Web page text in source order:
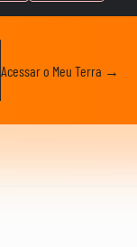
Acessar o Meu Terra →